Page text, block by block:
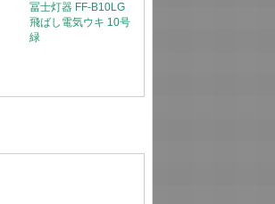
冨士灯器 FF-B10LG
飛ばし電気ウキ 10号
緑